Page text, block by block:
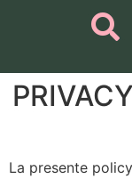
La presente